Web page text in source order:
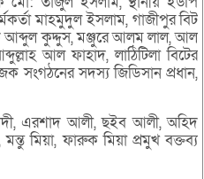
মাহমুদুল ইসলাম, গাজীপুর বিট
আব্দুল কুদ্দুস, মঞ্জুরে আলম লাল, আল
আল ফাহাদ, লাঠিটিলা বিটের
সদস্য জিডিসান প্রধান,
এরশাদ আলী, ছইব আলী, অহিদ
মিয়া, ফারুক মিয়া প্রমুখ বক্তব্য